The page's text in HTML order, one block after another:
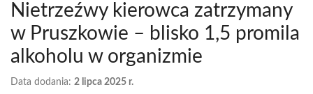
Nietrzeźwy kierowca zatrzymany
w Pruszkowie – blisko 1,5 promila
alkoholu w organizmie
Data dodania: 2 lipca 2025 r.